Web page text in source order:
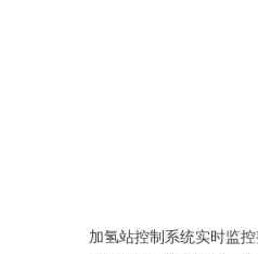
加氢站控制系统实时监